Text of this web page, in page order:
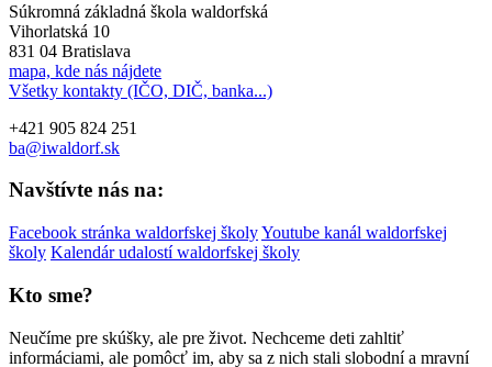
Súkromná základná škola waldorfská
Vihorlatská 10
831 04 Bratislava
mapa, kde nás nájdete
Všetky kontakty (IČO, DIČ, banka...)
+421 905 824 251
ba@iwaldorf.sk
Navštívte nás na:
Facebook stránka waldorfskej školyYoutube kanál waldorfskej
školy Kalendár udalostí waldorfskej školy
Kto sme?
Neučíme pre skúšky, ale pre život. Nechceme deti zahltiť
informáciami, ale pomôcť im, aby sa z nich stali slobodní a mravní